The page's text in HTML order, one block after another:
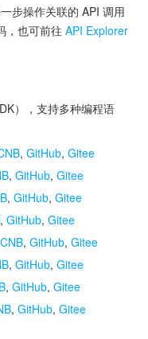
步操作关联的 API 调用
，也可前往 API Explorer
），支持多种编程语
, GitHub, Gitee
, GitHub, Gitee
, GitHub, Gitee
, GitHub, Gitee
CNB, GitHub, Gitee
, GitHub, Gitee
, GitHub, Gitee
, GitHub, Gitee